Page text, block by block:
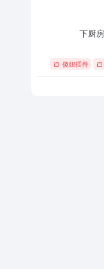
下厨房
傻妞插件